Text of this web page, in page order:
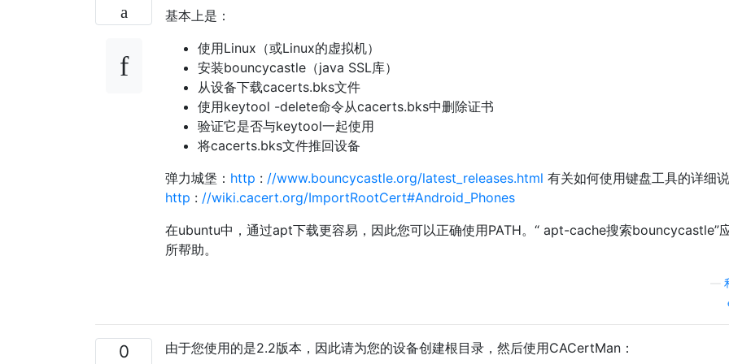
基本上是：
使用Linux（或Linux的虚拟机）
安装bouncycastle（java SSL库）
从设备下载cacerts.bks文件
使用keytool -delete命令从cacerts.bks中删除证书
验证它是否与keytool一起使用
将cacerts.bks文件推回设备
弹力城堡： http : //www.bouncycastle.org/latest_releases.html 有关如何使用键盘工具的详细说
http : //wiki.cacert.org/ImportRootCert#Android_Phones
在ubuntu中，通过apt下载更容易，因此您可以正确使用PATH。“ apt-cache搜索bouncycastle”
所帮助。
0 由于您使用的是2.2版本，因此请为您的设备创建根目录，然后使用CACertMan：